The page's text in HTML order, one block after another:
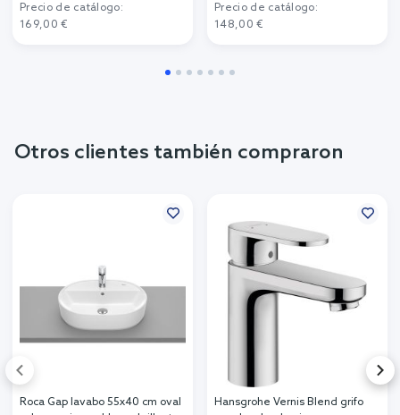
Precio de catálogo:
169,00 €
Precio de catálogo:
148,00 €
Otros clientes también compraron
Roca Gap lavabo 55x40 cm oval
Hansgrohe Vernis Blend grifo